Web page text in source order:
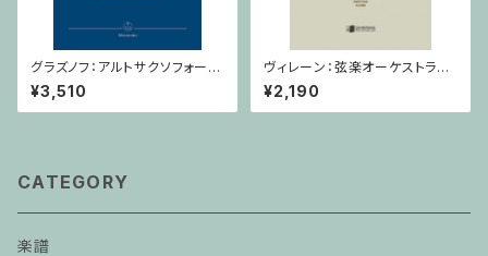
グラズノフ：アルトサクソフォーン
と弦楽オーケストラのための 協
奏曲 変ホ長調 Op. 109 / サク
ソフォーンとピアノ
¥3,510
ヴィレーン：弦楽オーケストラの
ための セレナード Op.11 / ミ
ニチュアスコア
¥2,190
CATEGORY
楽譜